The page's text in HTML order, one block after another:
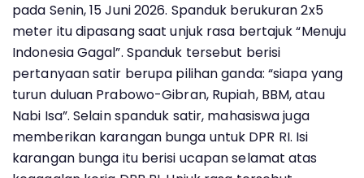
pada Senin, 15 Juni 2026. Spanduk berukuran 2x5
meter itu dipasang saat unjuk rasa bertajuk “Menuju
Indonesia Gagal”. Spanduk tersebut berisi
pertanyaan satir berupa pilihan ganda: “siapa yang
turun duluan Prabowo-Gibran, Rupiah, BBM, atau
Nabi Isa”. Selain spanduk satir, mahasiswa juga
memberikan karangan bunga untuk DPR RI. Isi
karangan bunga itu berisi ucapan selamat atas